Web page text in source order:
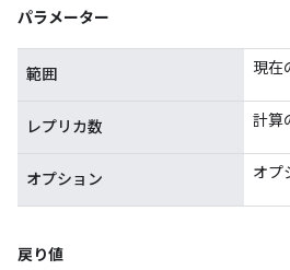
パラメーター
範囲 現在
レプリカ数 計算
オプション オプ
戻り値